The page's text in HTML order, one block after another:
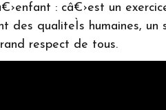
: câ€›est un
qualiteÌs humaines,
respect de tous.